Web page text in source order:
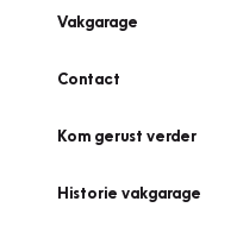
Vakgarage
Contact
Kom gerust verder
Historie vakgarage